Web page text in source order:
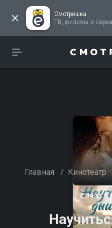
Смотрёшка
ТВ, фильмы и
Главная / Кинотеатр